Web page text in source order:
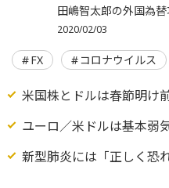
田嶋智太郎の外国為
2020/02/03
FX コロナウイルス
米国株とドルは春節明け
ユーロ／米ドルは基本弱
新型肺炎には「正しく恐